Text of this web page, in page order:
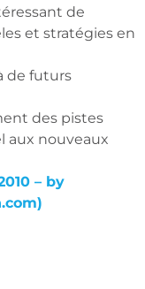
de
et stratégies en
de futurs
des pistes
aux nouveaux
– by